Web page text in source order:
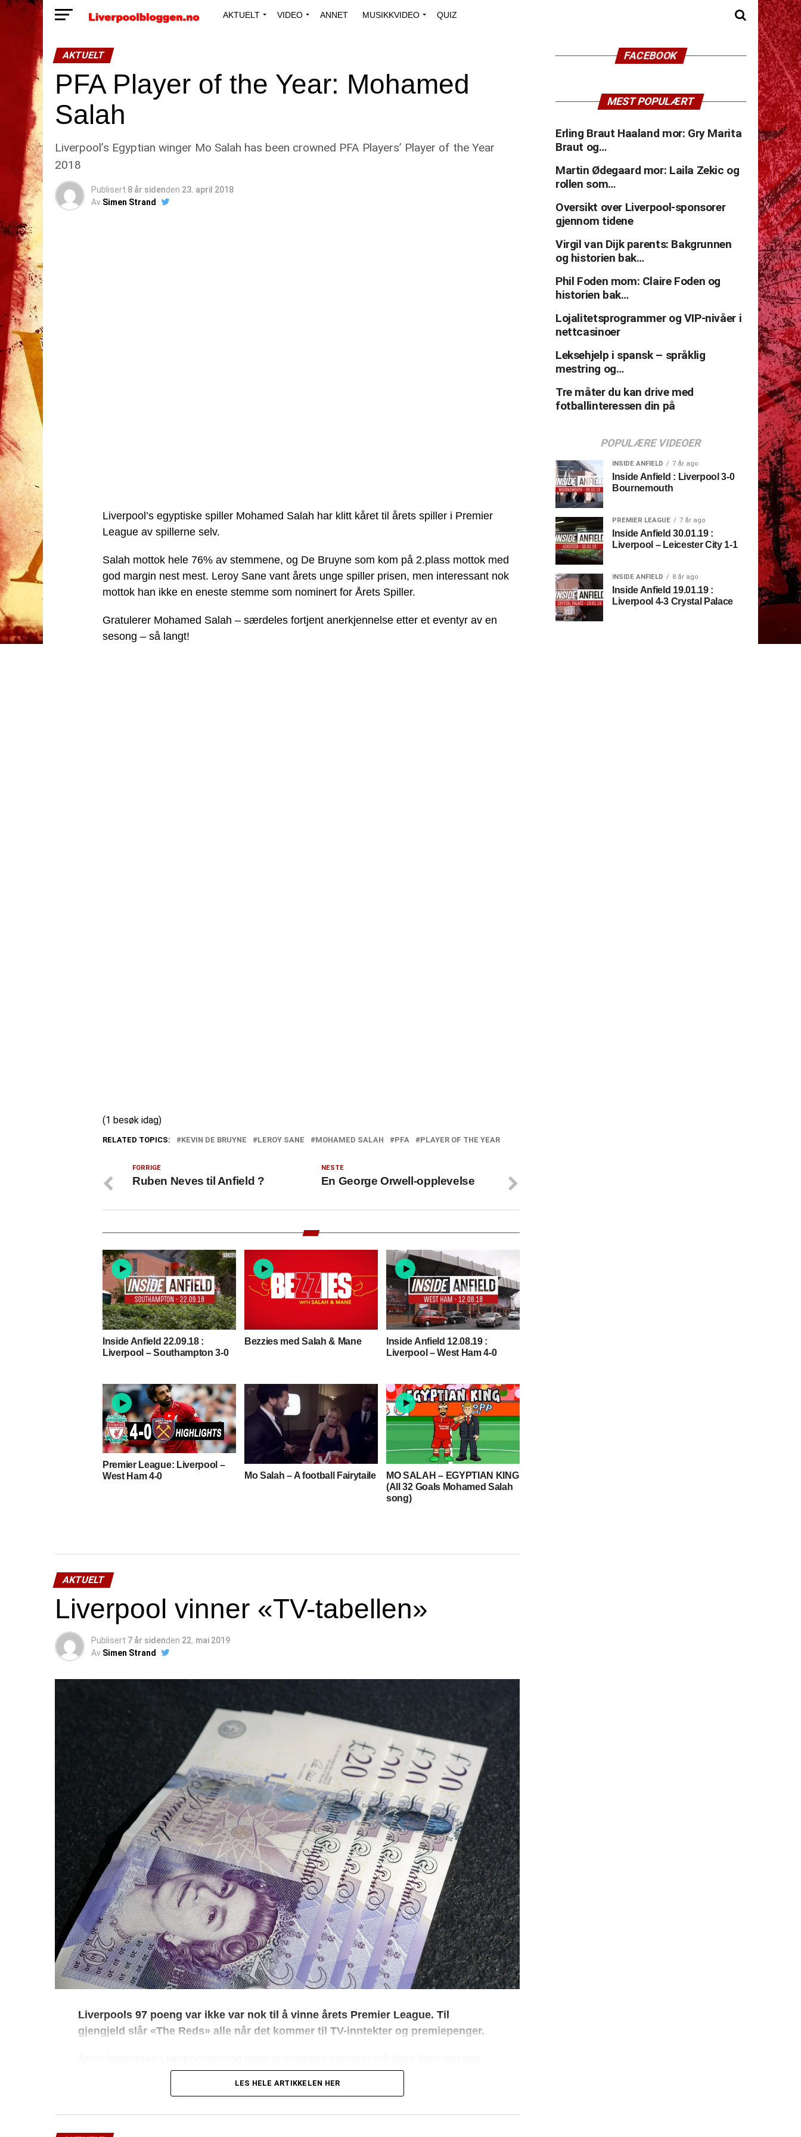
AKTUELT VIDEO ANNET MUSIKKVIDEO QUIZ
AKTUELT
PFA Player of the Year: Mohamed
Salah
Liverpool’s Egyptian winger Mo Salah has been crowned PFA Players’ Player of the Year
2018
Publisert 8 år sidenden 23. april 2018
Av Simen Strand
Liverpool’s egyptiske spiller Mohamed Salah har klitt kåret til årets spiller i Premier
League av spillerne selv.
Salah mottok hele 76% av stemmene, og De Bruyne som kom på 2.plass mottok med
god margin nest mest. Leroy Sane vant årets unge spiller prisen, men interessant nok
mottok han ikke en eneste stemme som nominert for Årets Spiller.
Gratulerer Mohamed Salah – særdeles fortjent anerkjennelse etter et eventyr av en
sesong – så langt!
(1 besøk idag)
RELATED TOPICS: KEVIN DE BRUYNE LEROY SANE MOHAMED SALAH PFA PLAYER OF THE YEAR
NESTE
En George Orwell-opplevelse
FORRIGE
Ruben Neves til Anfield ?
Inside Anfield 22.09.18 :
Liverpool – Southampton 3-0
Bezzies med Salah & Mane
Inside Anfield 12.08.19 :
Liverpool – West Ham 4-0
Premier League: Liverpool –
West Ham 4-0
Mo Salah – A football Fairytaile
MO SALAH – EGYPTIAN KING
(All 32 Goals Mohamed Salah
song)
AKTUELT
Liverpool vinner «TV-tabellen»
Publisert 7 år sidenden 22. mai 2019
Av Simen Strand
Liverpools 97 poeng var ikke var nok til å vinne årets Premier League. Til
gjengjeld slår «The Reds» alle når det kommer til TV-inntekter og premiepenger.
store kulerammen når det skal telles TV- og premiepenger. Hele 149,5 millioner pund
LES HELE ARTIKKELEN HER
FACEBOOK
MEST POPULÆRT
Erling Braut Haaland mor: Gry Marita
Braut og…
Martin Ødegaard mor: Laila Zekic og
rollen som…
Oversikt over Liverpool-sponsorer
gjennom tidene
Virgil van Dijk parents: Bakgrunnen
og historien bak…
Phil Foden mom: Claire Foden og
historien bak…
Lojalitetsprogrammer og VIP-nivåer i
nettcasinoer
Leksehjelp i spansk – språklig
mestring og…
Tre måter du kan drive med
fotballinteressen din på
POPULÆRE VIDEOER
INSIDE ANFIELD 7 år ago
Inside Anfield : Liverpool 3-0
Bournemouth
PREMIER LEAGUE 7 år ago
Inside Anfield 30.01.19 :
Liverpool – Leicester City 1-1
INSIDE ANFIELD 8 år ago
Inside Anfield 19.01.19 :
Liverpool 4-3 Crystal Palace